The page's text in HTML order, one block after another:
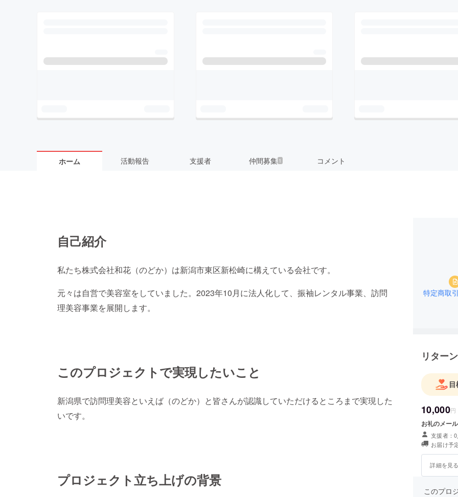
ホーム 活動報告 支援者 仲間募集 1 コメント
自己紹介
私たち株式会社和花（のどか）は新潟市東区新松崎に構えている会社です。
元々は自営で美容室をしていました。2023年10月に法人化して、振袖レンタル事業、訪問
理美容事業を展開します。
このプロジェクトで実現したいこと
新潟県で訪問理美容といえば（のどか）と皆さんが認識していただけるところまで実現した
いです。
プロジェクト立ち上げの背景
特定商取
リター
10,000円
お礼のメール
支援者：
お届け予
詳細を見
このプロ